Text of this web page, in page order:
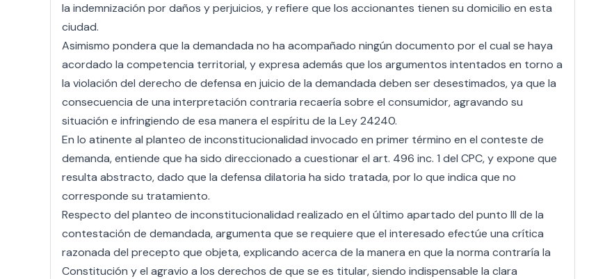
la indemnización por daños y perjuicios, y refiere que los accionantes tienen su domicilio en esta
ciudad.
Asimismo pondera que la demandada no ha acompañado ningún documento por el cual se haya
acordado la competencia territorial, y expresa además que los argumentos intentados en torno a
la violación del derecho de defensa en juicio de la demandada deben ser desestimados, ya que la
consecuencia de una interpretación contraria recaería sobre el consumidor, agravando su
situación e infringiendo de esa manera el espíritu de la Ley 24240.
En lo atinente al planteo de inconstitucionalidad invocado en primer término en el conteste de
demanda, entiende que ha sido direccionado a cuestionar el art. 496 inc. 1 del CPC, y expone que
resulta abstracto, dado que la defensa dilatoria ha sido tratada, por lo que indica que no
corresponde su tratamiento.
Respecto del planteo de inconstitucionalidad realizado en el último apartado del punto III de la
contestación de demandada, argumenta que se requiere que el interesado efectúe una crítica
razonada del precepto que objeta, explicando acerca de la manera en que la norma contraría la
Constitución y el agravio a los derechos de que se es titular, siendo indispensable la clara